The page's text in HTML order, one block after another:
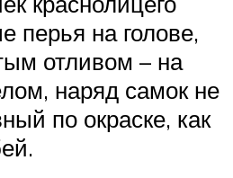
перья на голове,
отливом – на
наряд самок не
по окраске, как